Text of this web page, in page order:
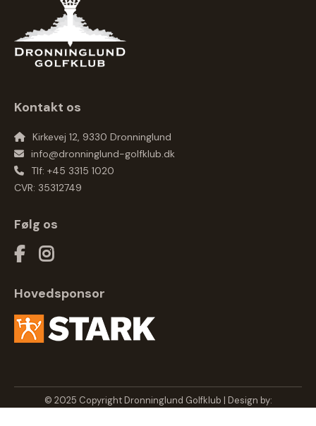
Kontakt os
Kirkevej 12, 9330 Dronninglund
info@dronninglund-golfklub.dk
Tlf: +45 3315 1020
CVR: 35312749
Følg os
Hovedsponsor
© 2025 Copyright Dronninglund Golfklub | Design by: